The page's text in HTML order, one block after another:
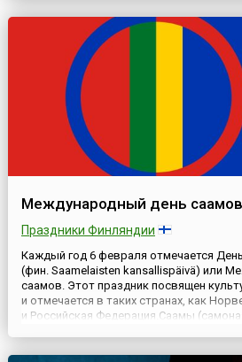
Международный день саамов
Праздники Финляндии
Каждый год 6 февраля отмечается
(фин. Saamelaisten kansallispäivä) или
саамов. Этот праздник посвящен
и отмечается в таких странах, как
и Российская Федерация.Саамы